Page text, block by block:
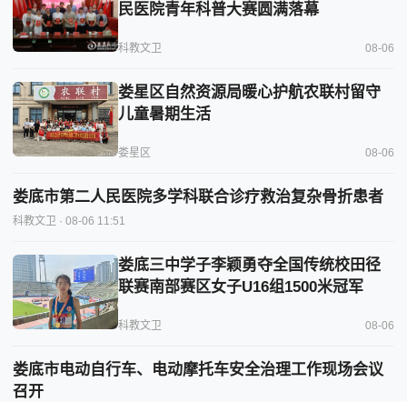
民医院青年科普大赛圆满落幕
科教文卫 08-06
娄星区自然资源局暖心护航农联村留守
儿童暑期生活
娄星区 08-06
娄底市第二人民医院多学科联合诊疗救治复杂骨折患者
科教文卫 · 08-06 11:51
娄底三中学子李颖勇夺全国传统校田径
联赛南部赛区女子U16组1500米冠军
科教文卫 08-06
娄底市电动自行车、电动摩托车安全治理工作现场会议
召开